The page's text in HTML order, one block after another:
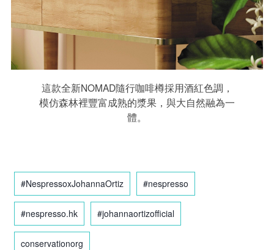
這款全新NOMAD隨行咖啡樽採用酒紅色調，
模仿森林裡豐富成熟的漿果，與大自然融為一
體。
#NespressoxJohannaOrtiz #nespresso
#nespresso.hk #johannaortizofficial
conservationorg